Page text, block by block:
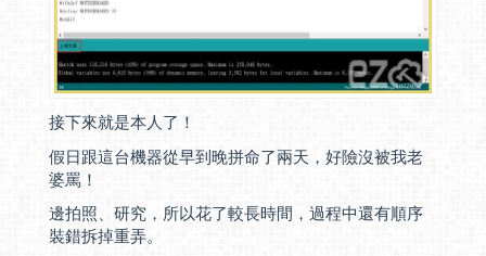
接下來就是本人了！
假日跟這台機器從早到晚拼命了兩天，好險沒被我老
婆罵！
邊拍照、研究，所以花了較長時間，過程中還有順序
裝錯拆掉重弄。